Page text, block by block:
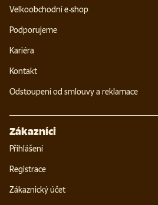
Velkoobchodní e-shop
Podporujeme
Kariéra
Kontakt
Odstoupení od smlouvy a reklamace
Zákazníci
Přihlášení
Registrace
Zákaznický účet